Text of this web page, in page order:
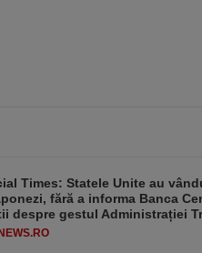
Times: Statele Unite au
fără a informa Banca
despre gestul Administrației